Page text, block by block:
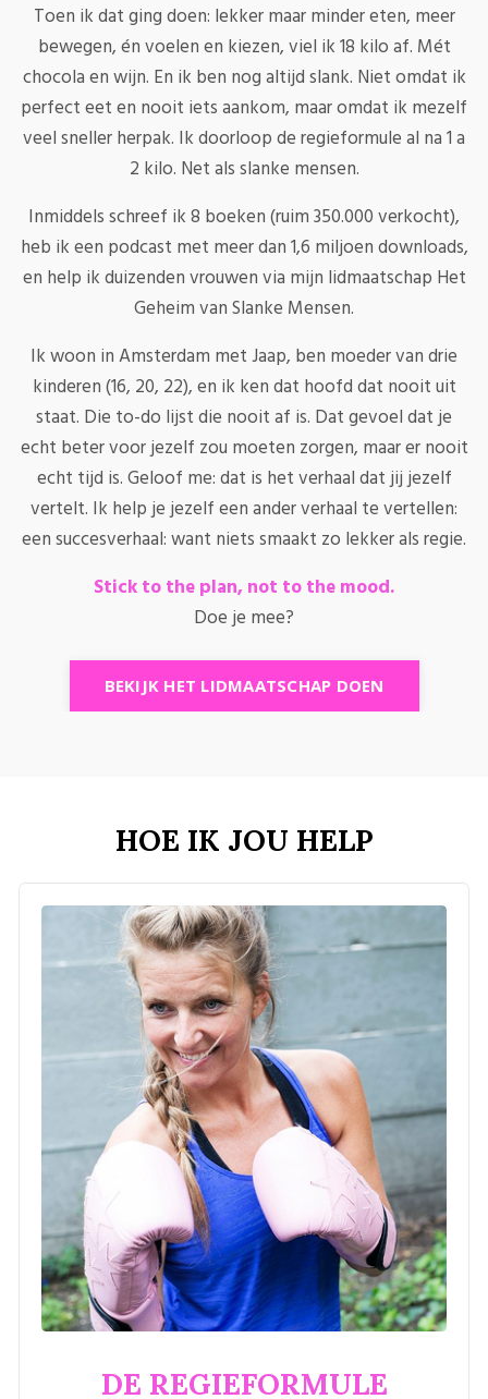
Toen ik dat ging doen: lekker maar minder eten, meer
bewegen, én voelen en kiezen, viel ik 18 kilo af. Mét
chocola en wijn. En ik ben nog altijd slank. Niet omdat ik
perfect eet en nooit iets aankom, maar omdat ik mezelf
veel sneller herpak. Ik doorloop de regieformule al na 1 a
2 kilo. Net als slanke mensen.
Inmiddels schreef ik 8 boeken (ruim 350.000 verkocht),
heb ik een podcast met meer dan 1,6 miljoen downloads,
en help ik duizenden vrouwen via mijn lidmaatschap Het
Geheim van Slanke Mensen.
Ik woon in Amsterdam met Jaap, ben moeder van drie
kinderen (16, 20, 22), en ik ken dat hoofd dat nooit uit
staat. Die to-do lijst die nooit af is. Dat gevoel dat je
echt beter voor jezelf zou moeten zorgen, maar er nooit
echt tijd is. Geloof me: dat is het verhaal dat jij jezelf
vertelt. Ik help je jezelf een ander verhaal te vertellen:
een succesverhaal: want niets smaakt zo lekker als regie.
Stick to the plan, not to the mood.
Doe je mee?
BEKIJK HET LIDMAATSCHAP DOEN
HOE IK JOU HELP
DE REGIEFORMULE